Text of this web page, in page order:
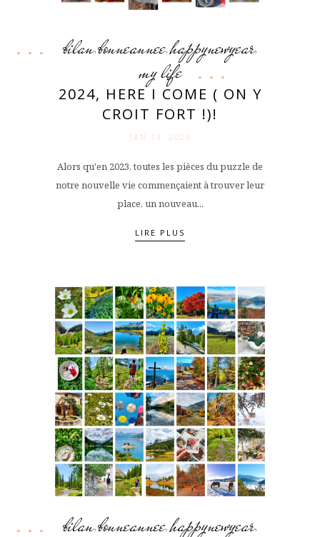
bilan,bonneannee,happynewyear,
my life
2024, HERE I COME ( ON Y
CROIT FORT !)!
JAN 19. 2024
Alors qu'en 2023, toutes les pièces du puzzle de
notre nouvelle vie commençaient à trouver leur
place, un nouveau...
LIRE PLUS
bilan,bonneannee,happynewyear,